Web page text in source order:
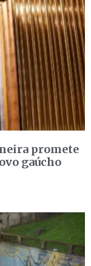
promete
gaúcho